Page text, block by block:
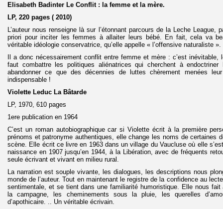
Elisabeth Badinter Le Conflit : la femme et la mère.
LP, 220 pages ( 2010)
L’auteur nous renseigne là sur l’étonnant parcours de la Leche League,
priori pour inciter les femmes à allaiter leurs bébé. En fait, cela va
véritable idéologie conservatrice, qu’elle appelle « l’offensive naturaliste ».
Il a donc nécessairement conflit entre femme et mère : c’est
faut combattre les politiques aliénatrices qui cherchent à
abandonner ce que des décennies de luttes chèrement menées
indispensable !
Violette Leduc La Bâtarde
LP, 1970, 610 pages
1ere publication en 1964
C’est un roman autobiographique car si Violette écrit à la première
prénoms et patronyme authentiques, elle change les noms de certaines
scène. Elle écrit ce livre en 1963 dans un village du Vaucluse où elle
naissance en 1907 jusqu’en 1944, à la Libération, avec de fréquents
seule écrivant et vivant en milieu rural.
La narration est souple vivante, les dialogues, les descriptions nous
monde de l’auteur. Tout en maintenant le registre de la confidence au
sentimentale, et se tient dans une familiarité humoristique. Elle nous
la campagne, les cheminements sous la pluie, les querelles
d’apothicaire. .. Un véritable écrivain.